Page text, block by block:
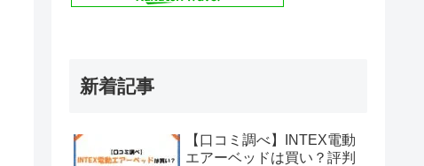
新着記事
【口コミ調べ】INTEX電動
エアーベッドは買い？評判